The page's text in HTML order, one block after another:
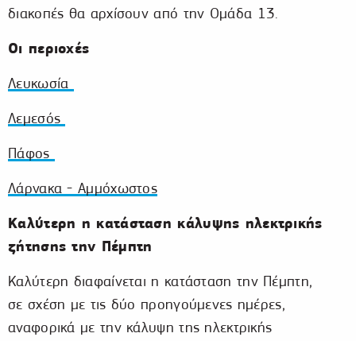
διακοπές θα αρχίσουν από την Ομάδα 13.
Οι περιοχές
Λευκωσία
Λεμεσός
Πάφος
Λάρνακα - Αμμόχωστος
Καλύτερη η κατάσταση κάλυψης ηλεκτρικής
ζήτησης την Πέμπτη
Καλύτερη διαφαίνεται η κατάσταση την Πέμπτη,
σε σχέση με τις δύο προηγούμενες ημέρες,
αναφορικά με την κάλυψη της ηλεκτρικής